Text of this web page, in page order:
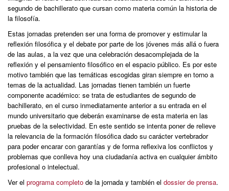
segundo de bachillerato que cursan como materia común la historia de
la filosofía.
Estas jornadas pretenden ser una forma de promover y estimular la
reflexión filosófica y el debate por parte de los jóvenes más allá o fuera
de las aulas, a la vez que una celebración desacomplejada de la
reflexión y el pensamiento filosófico en el espacio público. Es por este
motivo también que las temáticas escogidas giran siempre en torno a
temas de la actualidad. Las jornadas tienen también un fuerte
componente académico: se trata de estudiantes de segundo de
bachillerato, en el curso inmediatamente anterior a su entrada en el
mundo universitario que deberán examinarse de esta materia en las
pruebas de la selectividad. En este sentido se intenta poner de relieve
la relevancia de la formación filosófica dado su carácter vertebrador
para poder encarar con garantías y de forma reflexiva los conflictos y
problemas que conlleva hoy una ciudadanía activa en cualquier ámbito
profesional o intelectual.
Ver el programa completo de la jornada y también el dossier de prensa.